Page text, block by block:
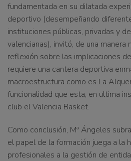
fundamentada en su dilatada
deportivo (desempeñando
instituciones públicas, privadas y
valencianas), invitó, de una manera
reflexión sobre las implicaciones
requiere una cantera deportiva
macroestructura como es La
funcionalidad que esta, en ultima
club el Valencia Basket.
Como conclusión, Mª Ángeles
el papel de la formación juega a la
profesionales a la gestión de